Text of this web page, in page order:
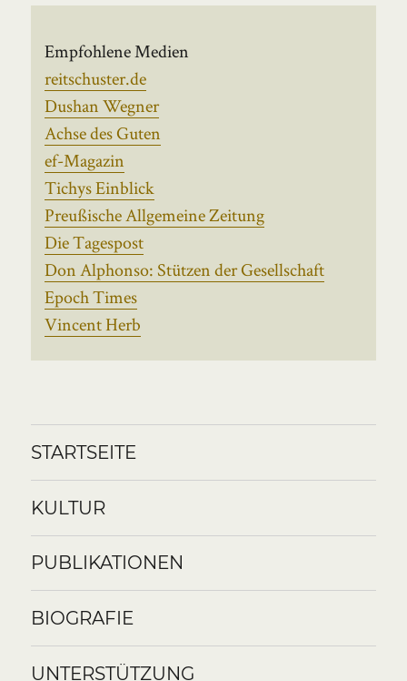
Empfohlene Medien
reitschuster.de
Dushan Wegner
Achse des Guten
ef-Magazin
Tichys Einblick
Preußische Allgemeine Zeitung
Die Tagespost
Don Alphonso: Stützen der Gesellschaft
Epoch Times
Vincent Herb
STARTSEITE
KULTUR
PUBLIKATIONEN
BIOGRAFIE
UNTERSTÜTZUNG